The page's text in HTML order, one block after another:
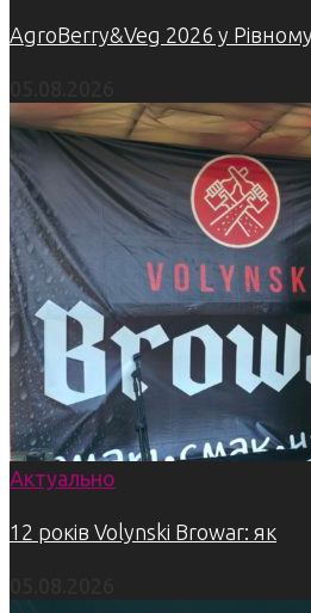
AgroBerry&Veg 2026 у
Актуально
12 років Volynski Browar: як